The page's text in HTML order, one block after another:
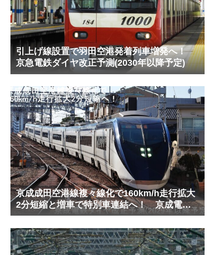
引上げ線設置で羽田空港発着列車増発へ！
京急電鉄ダイヤ改正予測(2030年以降予定)
京成成田空港線複々線化で160km/h走行拡大
2分短縮と増車で特別車連結へ！ 京成電鉄
ダイヤ改正予測(2029年以降予定)